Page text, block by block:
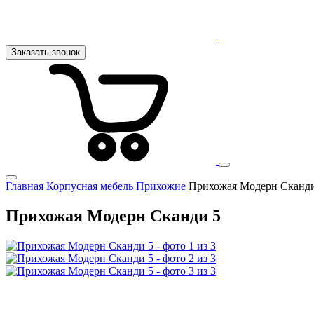
Заказать звонок
Главная Корпусная мебель Прихожие Прихожая Модерн
Прихожая Модерн Сканди 5